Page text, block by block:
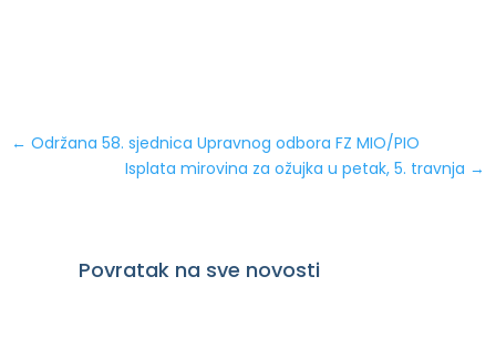
← Održana 58. sjednica Upravnog odbora FZ MIO/PIO
Isplata mirovina za ožujka u petak, 5. travnja →
Povratak na sve novosti